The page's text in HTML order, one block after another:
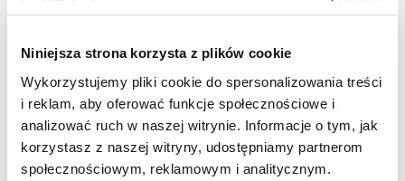
Niniejsza strona korzysta z plików cookie
Wykorzystujemy pliki cookie do spersonalizowania treści
i reklam, aby oferować funkcje społecznościowe i
analizować ruch w naszej witrynie. Informacje o tym, jak
korzystasz z naszej witryny, udostępniamy partnerom
społecznościowym, reklamowym i analitycznym.
1.470/10 czarna
szt –
Wyświetlono 1–4 z 4 wyników